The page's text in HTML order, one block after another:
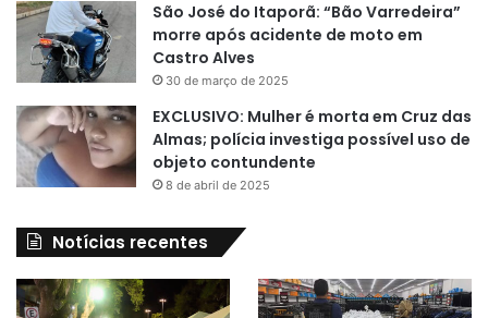
São José do Itaporã: “Bão Varredeira”
morre após acidente de moto em
Castro Alves
30 de março de 2025
EXCLUSIVO: Mulher é morta em Cruz das
Almas; polícia investiga possível uso de
objeto contundente
8 de abril de 2025
Notícias recentes